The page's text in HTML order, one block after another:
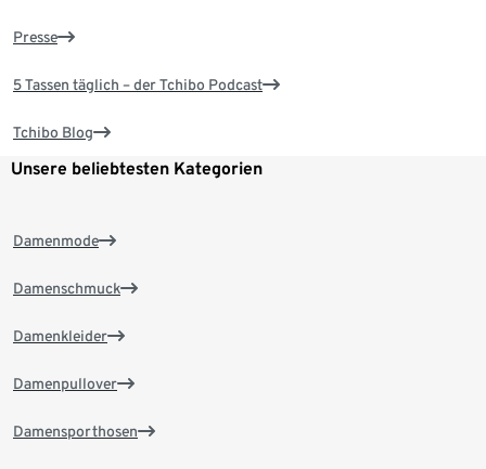
Presse
5 Tassen täglich – der Tchibo Podcast
Tchibo Blog
Unsere beliebtesten Kategorien
Damenmode
Damenschmuck
Damenkleider
Damenpullover
Damensporthosen